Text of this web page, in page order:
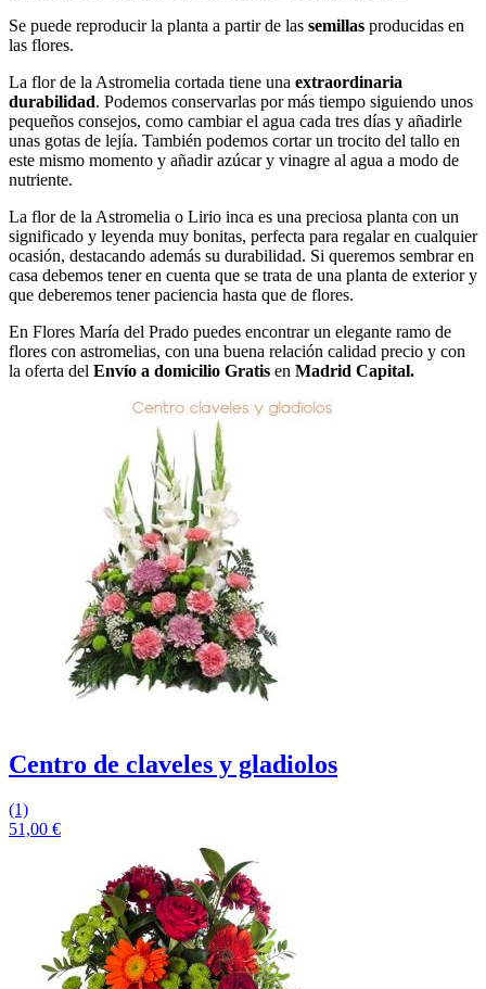
Se puede reproducir la planta a partir de las semillas producidas en
las flores.
La flor de la Astromelia cortada tiene una extraordinaria
durabilidad. Podemos conservarlas por más tiempo siguiendo unos
pequeños consejos, como cambiar el agua cada tres días y añadirle
unas gotas de lejía. También podemos cortar un trocito del tallo en
este mismo momento y añadir azúcar y vinagre al agua a modo de
nutriente.
La flor de la Astromelia o Lirio inca es una preciosa planta con un
significado y leyenda muy bonitas, perfecta para regalar en cualquier
ocasión, destacando además su durabilidad. Si queremos sembrar en
casa debemos tener en cuenta que se trata de una planta de exterior y
que deberemos tener paciencia hasta que de flores.
En Flores María del Prado puedes encontrar un elegante ramo de
flores con astromelias, con una buena relación calidad precio y con
la oferta del Envío a domicilio Gratis en Madrid Capital.
Centro de claveles y gladiolos
(1)
51,00 €